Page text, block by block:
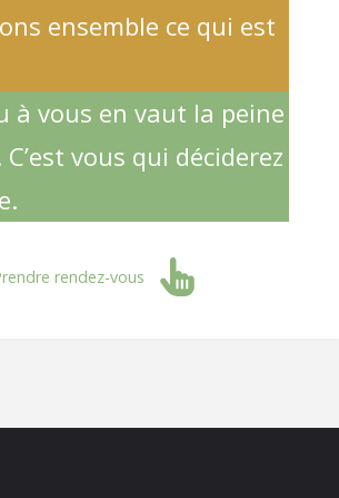
ensemble ce qui est
à vous en vaut la peine
vous qui déciderez
rendez-vous